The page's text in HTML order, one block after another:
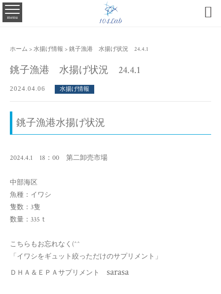
menu 
ホーム > 水揚げ情報 > 銚子漁港 水揚げ状況 24.4.1
銚子漁港 水揚げ状況 24.4.1
2024.04.06 水揚げ情報
銚子漁港水揚げ状況
2024.4.1 18：00 第二卸売市場
中部海区
魚種：イワシ
隻数：3隻
数量：335ｔ
こちらもお忘れなく(^^ゞ
「イワシをギュット絞っただけのサプリメント」
ＤＨＡ＆ＥＰＡサプリメント sarasa